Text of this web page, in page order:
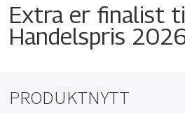
Extra er finalist
Handelspris
PRODUKTNYTT